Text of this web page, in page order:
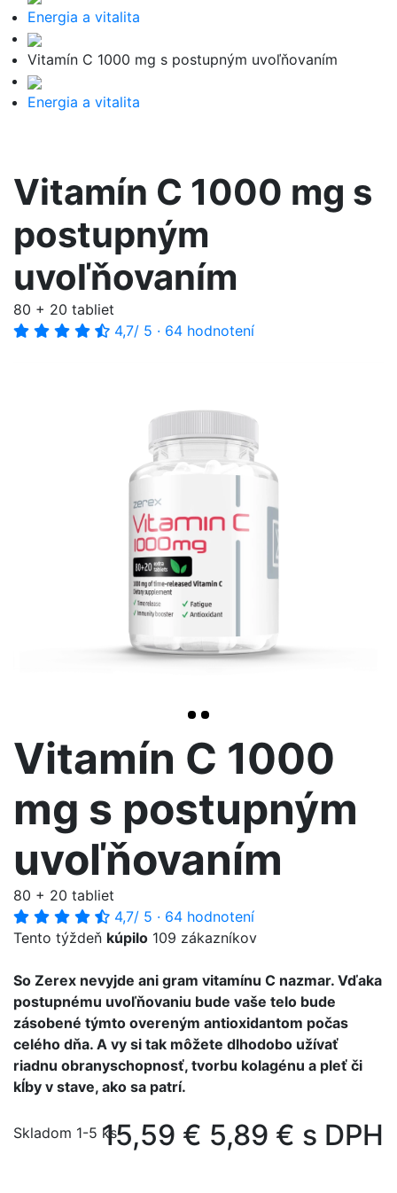
Energia a vitalita
Vitamín C 1000 mg s postupným uvoľňovaním
Energia a vitalita
Vitamín C 1000 mg s
postupným
uvoľňovaním
80 + 20 tabliet
4,7/ 5 · 64 hodnotení
Vitamín C 1000
mg s postupným
uvoľňovaním
80 + 20 tabliet
4,7/ 5 · 64 hodnotení
Tento týždeň kúpilo 109 zákazníkov
So Zerex nevyjde ani gram vitamínu C nazmar. Vďaka
postupnému uvoľňovaniu bude vaše telo bude
zásobené týmto overeným antioxidantom počas
celého dňa. A vy si tak môžete dlhodobo užívať
riadnu obranyschopnosť, tvorbu kolagénu a pleť či
kĺby v stave, ako sa patrí.
Skladom 1-5 ks15,59 € 5,89 € s DPH